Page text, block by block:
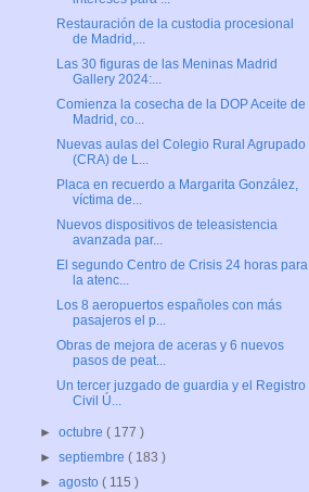
Restauración de la custodia procesional
de Madrid,...
Las 30 figuras de las Meninas Madrid
Gallery 2024:...
Comienza la cosecha de la DOP Aceite de
Madrid, co...
Nuevas aulas del Colegio Rural Agrupado
(CRA) de L...
Placa en recuerdo a Margarita González,
víctima de...
Nuevos dispositivos de teleasistencia
avanzada par...
El segundo Centro de Crisis 24 horas para
la atenc...
Los 8 aeropuertos españoles con más
pasajeros el p...
Obras de mejora de aceras y 6 nuevos
pasos de peat...
Un tercer juzgado de guardia y el Registro
Civil Ú...
►octubre( 177 )
►septiembre( 183 )
►agosto( 115 )